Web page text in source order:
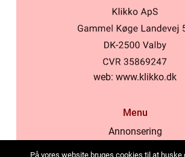
web: www.klikko.dk
Menu
Annonsering
På vores website bruges cookies til at huske